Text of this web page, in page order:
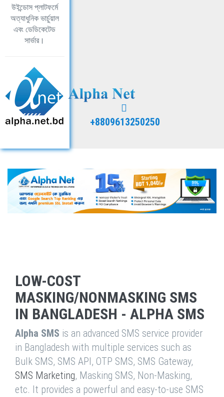
উইন্ডোস প্লাটফর্মে
অত্যাধুনিক ভার্চুয়াল
এবং ডেডিকেটেড
সার্ভার।
+8809613250250
LOW-COST
MASKING/NONMASKING SMS
IN BANGLADESH - ALPHA SMS
Alpha SMS is an advanced SMS service provider
in Bangladesh with multiple services such as
Bulk SMS, SMS API, OTP SMS, SMS Gateway,
SMS Marketing, Masking SMS, Non-Masking,
etc. It provides a powerful and easy-to-use SMS